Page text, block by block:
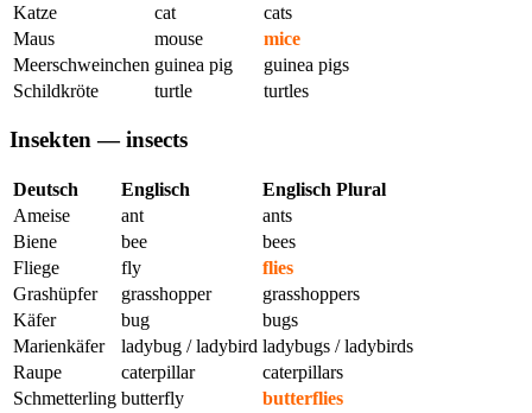
Katze
cat
cats
Maus
mouse
mice
Meerschweinchen guinea pig
guinea pigs
Schildkröte
turtle turtles
Insekten — insects
Deutsch Englisch
Englisch Plural
Ameise
ant
ants
Biene
bee
bees
Fliege
fly
flies
Grashüpfer
grasshopper
grasshoppers
Käfer
bug
bugs
Marienkäfer
ladybug / ladybird ladybugs / ladybirds
Raupe
caterpillar
caterpillars
Schmetterling butterfly
butterflies